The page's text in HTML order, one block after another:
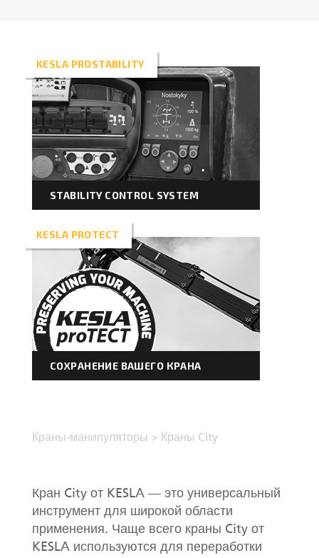
Манипуляторы
Процессоры циклической подачи
Прицепы
Грейферы I
KESLA PROSTABILITY
STABILITY CONTROL SYSTEM
KESLA PROTECT
СОХРАНЕНИЕ ВАШЕГО КРАНА
Краны-манипуляторы > Краны City
Кран City от KESLA — это универсальный
инструмент для широкой области
применения. Чаще всего краны City от
KESLA используются для переработки